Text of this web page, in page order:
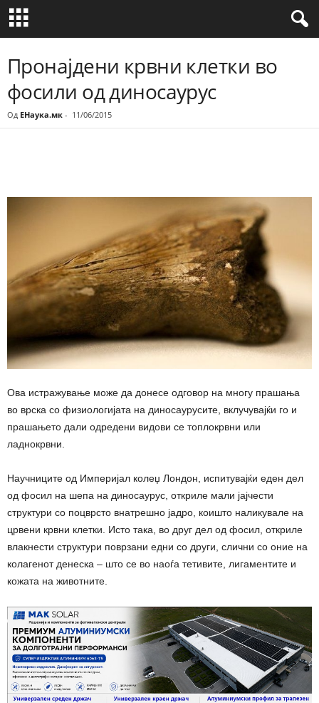
Пронајдени крвни клетки во
фосили од диносаурус
Од ЕНаука.мк - 11/06/2015
Ова истражување може да донесе одговор на многу прашања
во врска со физиологијата на диносаурусите, вклучувајќи го и
прашањето дали одредени видови се топлокрвни или
ладнокрвни.
Научниците од Империјал колеџ Лондон, испитувајќи еден дел
од фосил на шепа на диносаурус, откриле мали јајчести
структури со поцврсто внатрешно јадро, коишто наликувале на
црвени крвни клетки. Исто така, во друг дел од фосил, откриле
влакнести структури поврзани едни со други, слични со оние на
колагенот денеска – што се во наоѓа тетивите, лигаментите и
кожата на животните.